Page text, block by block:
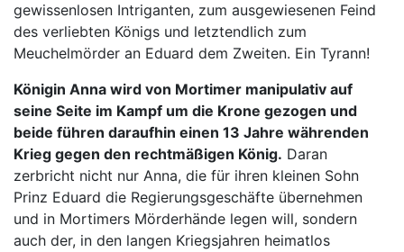
gewissenlosen Intriganten, zum ausgewiesenen Feind
des verliebten Königs und letztendlich zum
Meuchelmörder an Eduard dem Zweiten. Ein Tyrann!
Königin Anna wird von Mortimer manipulativ auf
seine Seite im Kampf um die Krone gezogen und
beide führen daraufhin einen 13 Jahre währenden
Krieg gegen den rechtmäßigen König. Daran
zerbricht nicht nur Anna, die für ihren kleinen Sohn
Prinz Eduard die Regierungsgeschäfte übernehmen
und in Mortimers Mörderhände legen will, sondern
auch der, in den langen Kriegsjahren heimatlos